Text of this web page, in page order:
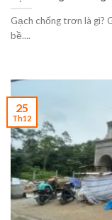
Gạch chống trơn là gì?
bề....
25
Th12